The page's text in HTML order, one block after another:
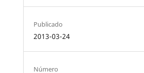
Publicado
2013-03-24
Número